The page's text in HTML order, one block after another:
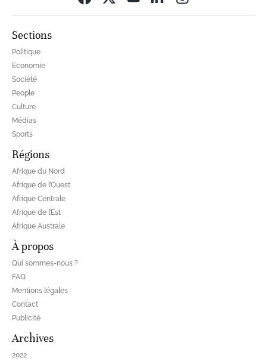
Sections
Politique
Economie
Société
People
Culture
Médias
Sports
Régions
Afrique du Nord
Afrique de l’Ouest
Afrique Centrale
Afrique de l’Est
Afrique Australe
À propos
Qui sommes-nous ?
FAQ
Mentions légales
Contact
Publicité
Archives
2022